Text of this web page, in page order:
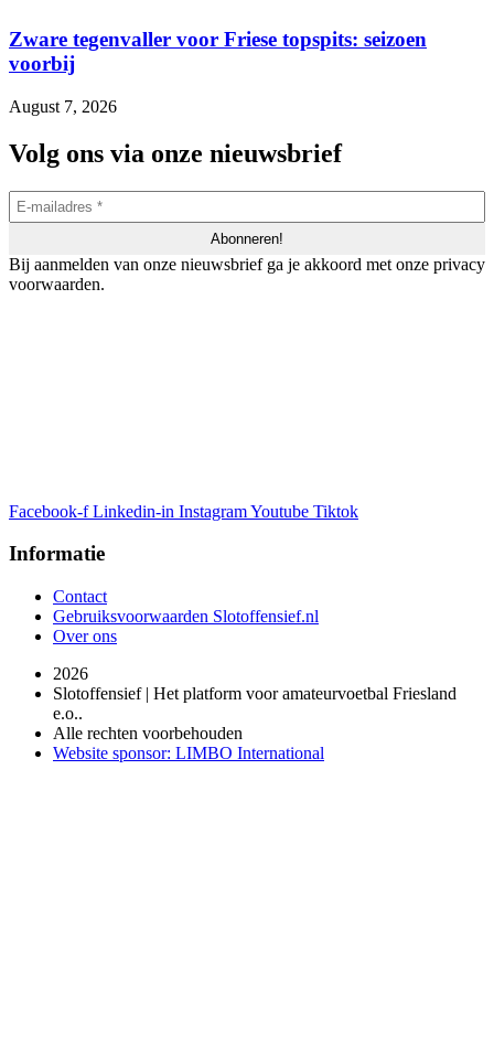
Zware tegenvaller voor Friese topspits: seizoen
voorbij
August 7, 2026
Volg ons via onze nieuwsbrief
Bij aanmelden van onze nieuwsbrief ga je akkoord met onze privacy
voorwaarden.
Facebook-f Linkedin-in InstagramYoutube Tiktok
Informatie
Contact
Gebruiksvoorwaarden Slotoffensief.nl
Over ons
2026
Slotoffensief | Het platform voor amateurvoetbal Friesland
e.o..
Alle rechten voorbehouden
Website sponsor: LIMBO International